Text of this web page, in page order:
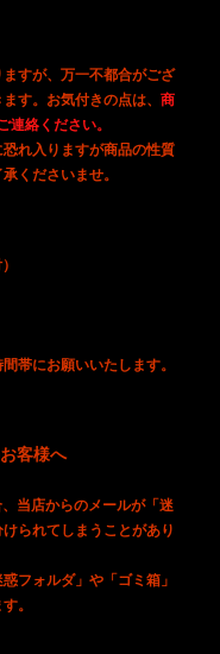
すが、万一不都合がござ
す。お気付きの点は、 商
絡ください。
れ入りますが商品の性質
くださいませ。
帯にお願いいたします。
客様へ
当店からのメールが「迷
られてしまうことがあり
フォルダ」や「ゴミ箱」
。